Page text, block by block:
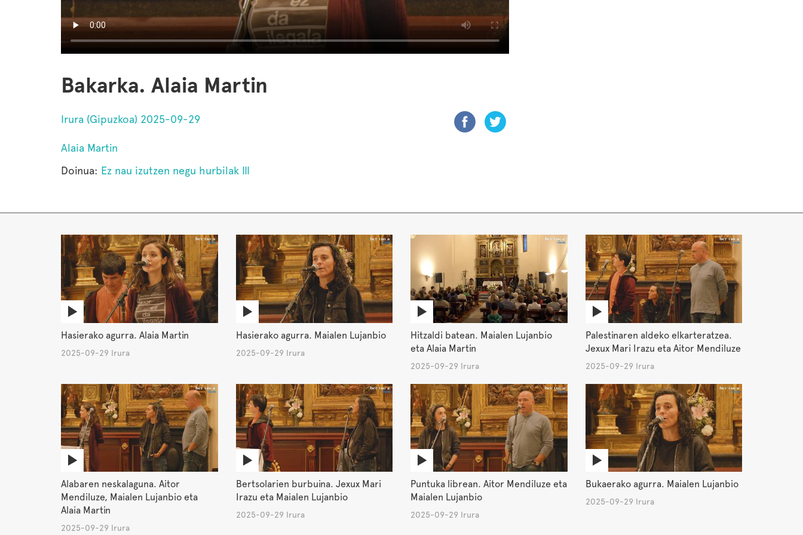
Bakarka. Alaia Martin
Irura (Gipuzkoa) 2025-09-29
Alaia Martin
Doinua: Ez nau izutzen negu hurbilak III
Hasierako agurra. Alaia Martin
2025-09-29 Irura
Hasierako agurra. Maialen Lujanbio
2025-09-29 Irura
Hitzaldi batean. Maialen Lujanbio
eta Alaia Martin
2025-09-29 Irura
Palestinaren aldeko elkarteratzea.
Jexux Mari Irazu eta Aitor Mendiluze
2025-09-29 Irura
Alabaren neskalaguna. Aitor
Mendiluze, Maialen Lujanbio eta
Alaia Martin
2025-09-29 Irura
Bertsolarien burbuina. Jexux Mari
Irazu eta Maialen Lujanbio
2025-09-29 Irura
Puntuka librean. Aitor Mendiluze eta
Maialen Lujanbio
2025-09-29 Irura
Bukaerako agurra. Maialen Lujanbio
2025-09-29 Irura